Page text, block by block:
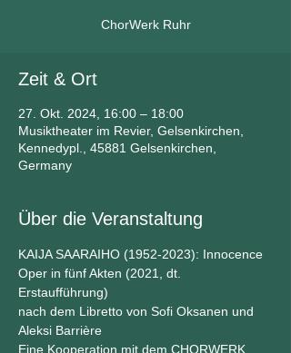
ChorWerk Ruhr
Zeit & Ort
27. Okt. 2024, 16:00 – 18:00
Musiktheater im Revier, Gelsenkirchen,
Kennedypl., 45881 Gelsenkirchen,
Germany
Über die Veranstaltung
KAIJA SAARAIHO (1952-2023): Innocence
Oper in fünf Akten (2021, dt.
Erstaufführung)
nach dem Libretto von Sofi Oksanen und
Aleksi Barrière
Eine Kooperation mit dem CHORWERK